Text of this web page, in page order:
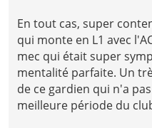
En tout cas, super
qui monte en L1 avec
mec qui était super
mentalité parfaite. Un
de ce gardien qui n'a
meilleure période du